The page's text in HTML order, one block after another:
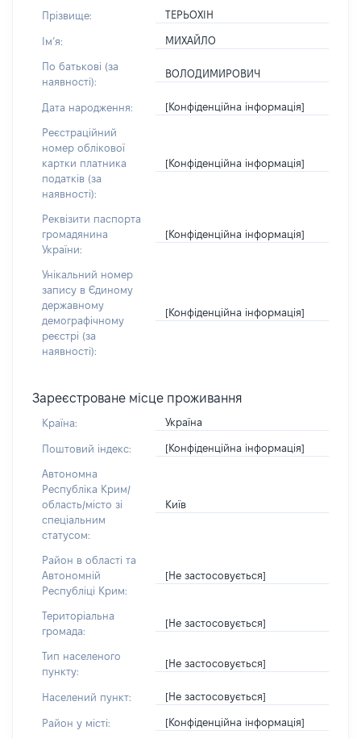
Прізвище: ТЕРЬОХІН
Імʼя: МИХАЙЛО
По батькові (за
наявності):
ВОЛОДИМИРОВИЧ
Дата народження: [Конфіденційна інформація]
Реєстраційний
номер облікової
картки платника
податків (за
наявності):
[Конфіденційна інформація]
Реквізити паспорта
громадянина
України:
[Конфіденційна інформація]
Унікальний номер
запису в Єдиному
державному
демографічному
реєстрі (за
наявності):
[Конфіденційна інформація]
Зареєстроване місце проживання
Країна: Україна
Поштовий індекс: [Конфіденційна інформація]
Автономна
Республіка Крим/
область/місто зі
спеціальним
статусом:
Київ
Район в області та
Автономній
Республіці Крим:
[Не застосовується]
Територіальна
громада:
[Не застосовується]
Тип населеного
пункту:
[Не застосовується]
Населений пункт: [Не застосовується]
Район у місті: [Конфіденційна інформація]